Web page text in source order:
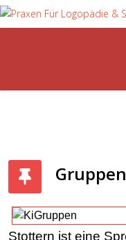
Stottern ist eine